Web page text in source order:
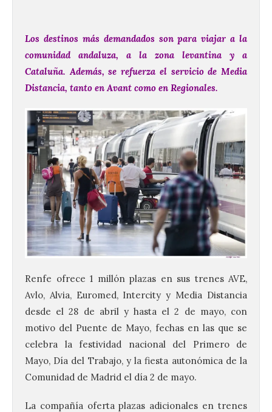
Los destinos más demandados son para viajar a la
comunidad andaluza, a la zona levantina y a
Cataluña.Además, se refuerza el servicio de Media
Distancia, tanto en Avant como en Regionales.
Renfe ofrece 1 millón plazas en sus trenes AVE,
Avlo, Alvia, Euromed, Intercity y Media Distancia
desde el 28 de abril y hasta el 2 de mayo, con
motivo del Puente de Mayo, fechas en las que se
celebra la festividad nacional del Primero de
Mayo, Día del Trabajo, y la fiesta autonómica de la
Comunidad de Madrid el día 2 de mayo.
La compañía oferta plazas adicionales en trenes